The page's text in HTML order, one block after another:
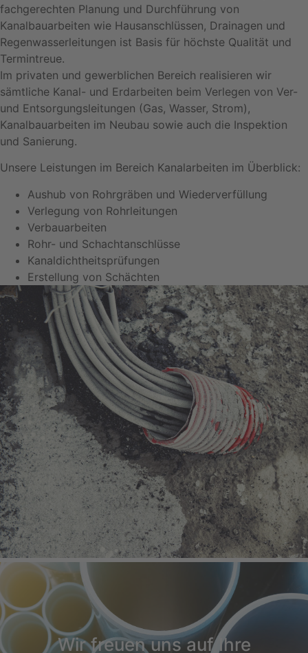
fachgerechten Planung und Durchführung von
Kanalbauarbeiten wie Hausanschlüssen, Drainagen und
Regenwasserleitungen ist Basis für höchste Qualität und
Termintreue.
Im privaten und gewerblichen Bereich realisieren wir
sämtliche Kanal- und Erdarbeiten beim Verlegen von Ver-
und Entsorgungsleitungen (Gas, Wasser, Strom),
Kanalbauarbeiten im Neubau sowie auch die Inspektion
und Sanierung.
Unsere Leistungen im Bereich Kanalarbeiten im Überblick:
Aushub von Rohrgräben und Wiederverfüllung
Verlegung von Rohrleitungen
Verbauarbeiten
Rohr- und Schachtanschlüsse
Kanaldichtheitsprüfungen
Erstellung von Schächten
Wir freuen uns auf Ihre